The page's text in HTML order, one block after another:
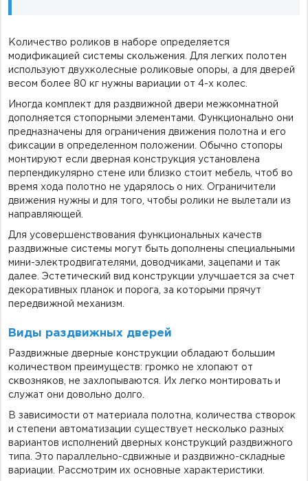
Количество роликов в наборе определяется
модификацией системы скольжения. Для легких полотен
используют двухколесные роликовые опоры, а для дверей
весом более 80 кг нужны вариации от 4-х колес.
Иногда комплект для раздвижной двери межкомнатной
дополняется стопорными элементами. Функционально они
предназначены для ограничения движения полотна и его
фиксации в определенном положении. Обычно стопоры
монтируют если дверная конструкция установлена
перпендикулярно стене или близко стоит мебель, чтоб во
время хода полотно не ударялось о них. Ограничители
движения нужны и для того, чтобы ролики не вылетали из
направляющей.
Для усовершенствования функциональных качеств
раздвижные системы могут быть дополнены специальными
мини-электродвигателями, доводчиками, зацепами и так
далее. Эстетический вид конструкции улучшается за счет
декоративных планок и порога, за которыми прячут
передвижной механизм.
Виды раздвижных дверей
Раздвижные дверные конструкции обладают большим
количеством преимуществ: громко не хлопают от
сквозняков, не захлопываются. Их легко монтировать и
служат они довольно долго.
В зависимости от материала полотна, количества створок
и степени автоматизации существует несколько разных
вариантов исполнений дверных конструкций раздвижного
типа. Это параллельно-сдвижные и раздвижно-складные
вариации. Рассмотрим их основные характеристики.